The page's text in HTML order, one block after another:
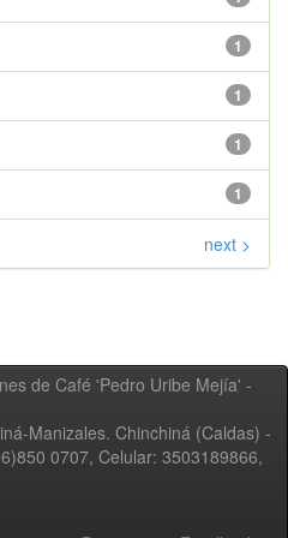
1
1
1
1
next >
de Café 'Pedro Uribe Mejía' -
Manizales. Chinchiná (Caldas) -
0707, Celular: 3503189866,